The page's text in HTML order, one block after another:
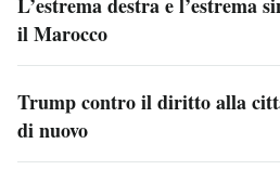
il Marocco
Trump contro il diritto alla
di nuovo